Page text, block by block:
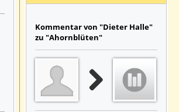
Kommentar von "Dieter Halle"
zu "Ahornblüten"